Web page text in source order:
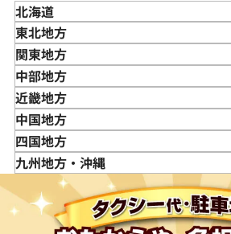
北海道
東北地方
青森県
岩手県
宮城県
秋田県
山形県
福島県
関東地方
東京都
神奈川県
埼玉県
千葉県
茨城県
栃木県
群馬県
中部地方
新潟県
富山県
石川県
山梨県
長野県
岐阜県
静岡県
近畿地方
三重県
滋賀県
京都府
兵庫県
奈良県
中国地方
鳥取県
島根県
広島県
山口県
四国地方
徳島県
愛媛県
九州地方・沖縄
佐賀県
長崎県